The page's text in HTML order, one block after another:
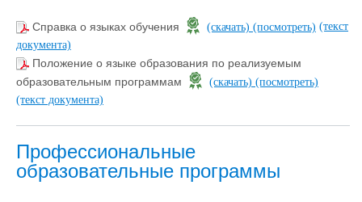
Справка о языках обучения (скачать) (посмотреть) (текст
документа)
Положение о языке образования по реализуемым
образовательным программам
(скачать) (посмотреть)
(текст документа)
Профессиональные
образовательные программы